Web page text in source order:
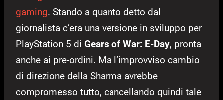
gaming. Stando a quanto detto dal
giornalista c’era una versione in sviluppo per
PlayStation 5 di Gears of War: E-Day, pronta
anche ai pre-ordini. Ma l’improvviso cambio
di direzione della Sharma avrebbe
compromesso tutto, cancellando quindi tale